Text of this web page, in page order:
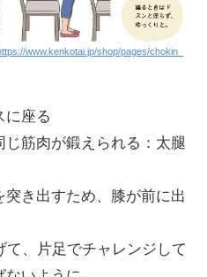
www.kenkotai.jp/shop/pages/chokin_
に座る
筋肉が鍛えられる：太腿
き出すため、膝が前に出
て、片足でチャレンジして